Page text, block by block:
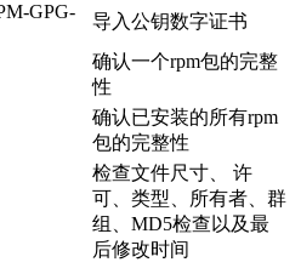
GPG-
导入公钥数字证书
确认一个rpm包的完整
性
确认已安装的所有rpm
包的完整性
检查文件尺寸、 许
可、类型、所有者、群
组、MD5检查以及最
后修改时间